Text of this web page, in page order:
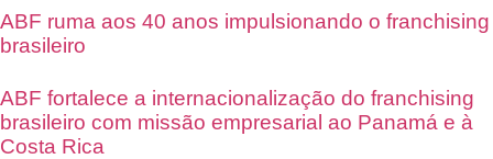
ABF ruma aos 40 anos impulsionando o franchising
brasileiro
ABF fortalece a internacionalização do franchising
brasileiro com missão empresarial ao Panamá e à
Costa Rica